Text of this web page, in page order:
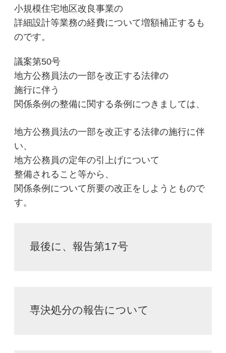
小規模住宅地区改良事業の
詳細設計等業務の経費について増額補正するも
のです。
議案第50号
地方公務員法の一部を改正する法律の
施行に伴う
関係条例の整備に関する条例につきましては、
地方公務員法の一部を改正する法律の施行に伴
い、
地方公務員の定年の引上げについて
整備されること等から、
関係条例について所要の改正をしようともので
す。
最後に、報告第17号
専決処分の報告について